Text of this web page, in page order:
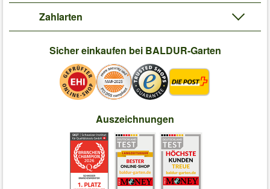
Zahlarten
Sicher einkaufen bei BALDUR-Garten
Auszeichnungen